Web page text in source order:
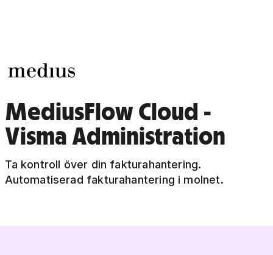
MediusFlow Cloud -
Visma Administration
Ta kontroll över din fakturahantering.
Automatiserad fakturahantering i molnet.